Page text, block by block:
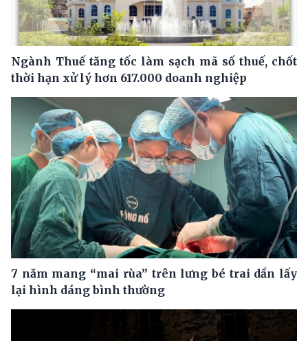
Ngành Thuế tăng tốc làm sạch mã số thuế, chốt
thời hạn xử lý hơn 617.000 doanh nghiệp
7 năm mang “mai rùa” trên lưng bé trai dần lấy
lại hình dáng bình thường